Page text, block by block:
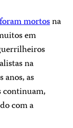
foram mortosna
em
na
as
continuam,
com a